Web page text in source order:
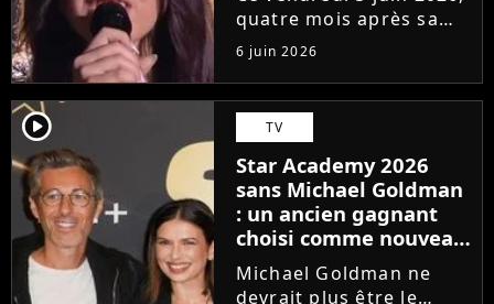
quatre mois après sa
victoire à la Star
Academy, Ambre a
dévoilé J'me demande,
son premier single. Une
chanson arrivée
tardivement vis-à-vis
des carrières...
6 juin 2026
player2 TV
Star Academy 2026
sans Michael Goldman
: un ancien gagnant
choisi comme nouveau
directeur ?
Michael Goldman ne
devrait plus être le